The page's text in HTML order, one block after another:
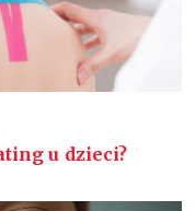
u dzieci?